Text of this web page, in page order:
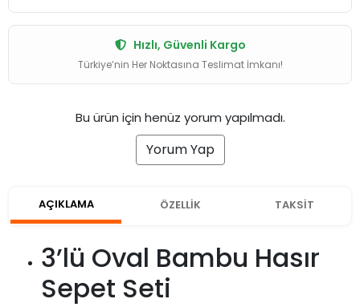
Hızlı, Güvenli Kargo
Türkiye’nin Her Noktasına Teslimat İmkanı!
Bu ürün için henüz yorum yapılmadı.
Yorum Yap
AÇIKLAMA ÖZELLİK TAKSİT
3’lü Oval Bambu Hasır
Sepet Seti